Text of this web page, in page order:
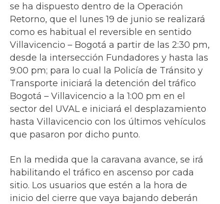
se ha dispuesto dentro de la Operación
Retorno, que el lunes 19 de junio se realizará
como es habitual el reversible en sentido
Villavicencio – Bogotá a partir de las 2:30 pm,
desde la intersección Fundadores y hasta las
9:00 pm; para lo cual la Policía de Tránsito y
Transporte iniciará la detención del tráfico
Bogotá – Villavicencio a la 1:00 pm en el
sector del UVAL e iniciará el desplazamiento
hasta Villavicencio con los últimos vehículos
que pasaron por dicho punto.
En la medida que la caravana avance, se irá
habilitando el tráfico en ascenso por cada
sitio. Los usuarios que estén a la hora de
inicio del cierre que vaya bajando deberán